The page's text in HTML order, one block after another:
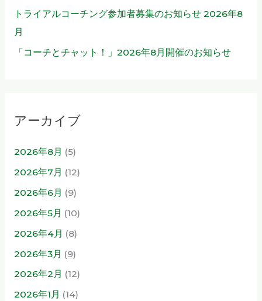
トライアルコーチング参加者募集のお知らせ 2026年8
月
「コーチとチャット！」2026年8月開催のお知らせ
アーカイブ
2026年8月 (5)
2026年7月 (12)
2026年6月 (9)
2026年5月 (10)
2026年4月 (8)
2026年3月 (9)
2026年2月 (12)
2026年1月 (14)